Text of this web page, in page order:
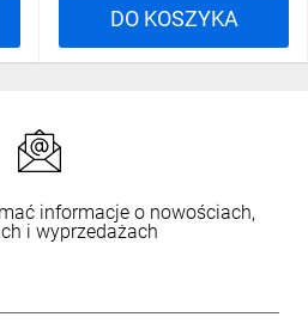
DO KOSZYKA
informacje o nowościach,
i wyprzedażach